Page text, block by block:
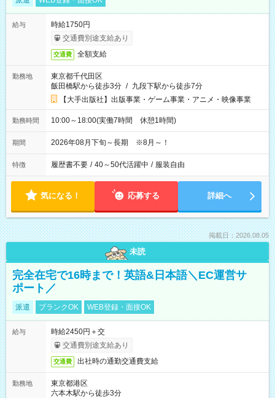
給与
時給1750円
交通費別途支給あり
交通費 全額支給
勤務地
東京都千代田区
飯田橋駅から徒歩3分 / 九段下駅から徒歩7分
【大手出版社】出版事業・ゲーム事業・アニメ・映像事業
勤務時間 10:00～18:00(実働7時間 休憩1時間)
期間 2026年08月下旬～長期 ※8月～！
特徴 履歴書不要 / 40～50代活躍中 / 服装自由
気になる！ 応募する 詳細へ
掲載日：2026.08.05
未読
完全在宅で16時まで！英語&日本語＼EC運営サ
ポート／
派遣 ブランクOK WEB登録・面接OK
給与
時給2450円＋交
交通費別途支給あり
交通費 出社時の通勤交通費支給
勤務地
東京都港区
六本木駅から徒歩3分